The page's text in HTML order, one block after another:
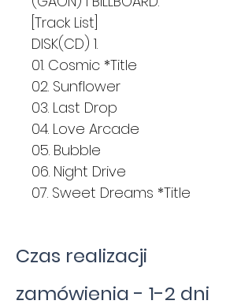
[Track List]
DISK(CD) 1.
01. Cosmic *Title
02. Sunflower
03. Last Drop
04. Love Arcade
05. Bubble
06. Night Drive
07. Sweet Dreams *Title
Czas realizacji
zamówienia - 1-2 dni